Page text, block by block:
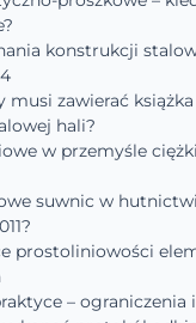
konstrukcji
musi zawierać
hali?
w przemyśle
suwnic w
prostoliniowości
– ograniczenia